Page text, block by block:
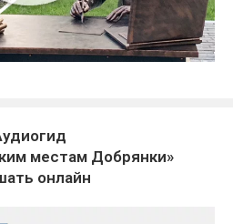
местам Добрянки»
онлайн